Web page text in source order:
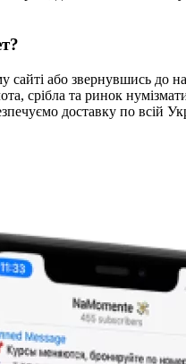
або звернувшись до
срібла та ринок
доставку по всій